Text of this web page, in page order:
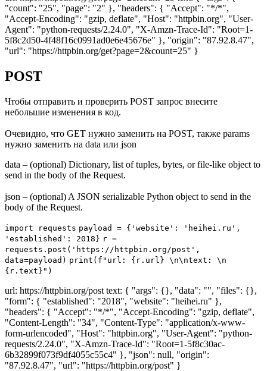
"count": "25", "page": "2" }, "headers": { "Accept": "*/*",
"Accept-Encoding": "gzip, deflate", "Host": "httpbin.org", "User-
Agent": "python-requests/2.24.0", "X-Amzn-Trace-Id": "Root=1-
5f8c2d50-4f48f16c0991ad0e6e45676e" }, "origin": "87.92.8.47",
"url": "https://httpbin.org/get?page=2&count=25" }
POST
Чтобы отправить и проверить POST запрос внесите
небольшие изменения в код.
Очевидно, что GET нужно заменить на POST, также params
нужно заменить на data или json
data – (optional) Dictionary, list of tuples, bytes, or file-like object to
send in the body of the Request.
json – (optional) A JSON serializable Python object to send in the
body of the Request.
import requests payload = {'website': 'heihei.ru',
'established': 2018} r =
requests. post ('https://httpbin.org/post',
data=payload) print (f"url: {r.url} \n\ntext: \n
{r.text}")
url: https://httpbin.org/post text: { "args": {}, "data": "", "files": {},
"form": { "established": "2018", "website": "heihei.ru" },
"headers": { "Accept": "*/*", "Accept-Encoding": "gzip, deflate",
"Content-Length": "34", "Content-Type": "application/x-www-
form-urlencoded", "Host": "httpbin.org", "User-Agent": "python-
requests/2.24.0", "X-Amzn-Trace-Id": "Root=1-5f8c30ac-
6b32899f073f9df4055c55c4" }, "json": null, "origin":
"87.92.8.47", "url": "https://httpbin.org/post" }